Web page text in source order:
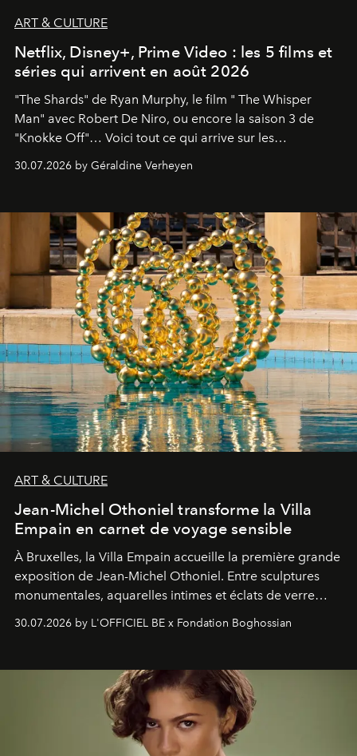
ART & CULTURE
Netflix, Disney+, Prime Video : les 5 films et
séries qui arrivent en août 2026
"The Shards" de Ryan Murphy, le film " The Whisper
Man" avec Robert De Niro, ou encore la saison 3 de
"Knokke Off"… Voici tout ce qui arrive sur les
plateformes de streaming en août 2026.
30.07.2026 by Géraldine Verheyen
ART & CULTURE
Jean-Michel Othoniel transforme la Villa
Empain en carnet de voyage sensible
À Bruxelles, la Villa Empain accueille la première grande
exposition de Jean-Michel Othoniel. Entre sculptures
monumentales, aquarelles intimes et éclats de verre
soufflé, l’artiste français compose un itinéraire
émotionnel où chaque œuvre devient le souvenir
émerveillement.
30.07.2026 by L'OFFICIEL BE x Fondation Boghossian